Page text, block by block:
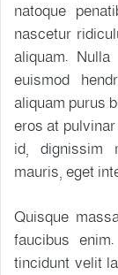
natoque
nascetur
aliquam.
euismod
aliquam purus
eros at
id, dignissim
mauris, eget
Quisque
faucibus
tincidunt velit